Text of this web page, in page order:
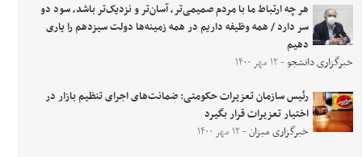
هر چه ارتباط ما با مردم صمیمی‌تر، آسان‌تر و نزدیک‌تر باشد، سود دو
سر دارد / همه وظیفه داریم در همه زمینه‌ها دولت سیزدهم را یاری
دهیم
خبرگزاری دانشجو- ۱۲ مهر ۱۴۰۰
رئیس سازمان تعزیرات حکومتی: ضمانت‌های اجرای تنظیم بازار در
اختیار تعزیرات قرار بگیرد
خبرگزاری میزان- ۱۲ مهر ۱۴۰۰